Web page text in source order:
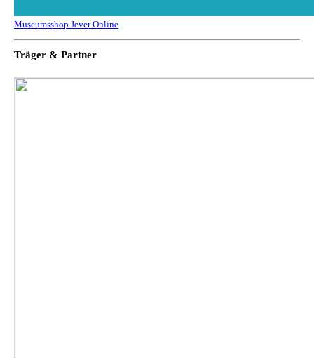
Museumsshop Jever Online
Träger & Partner